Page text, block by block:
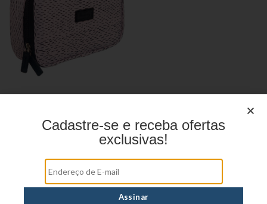
Cadastre-se e receba ofertas
exclusivas!